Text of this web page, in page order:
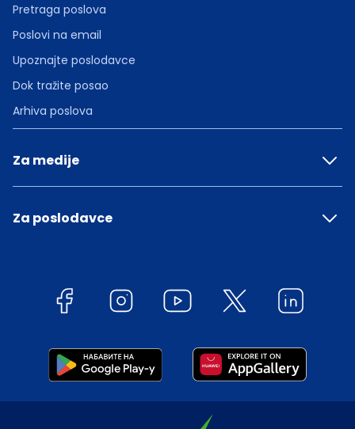
Pretraga poslova
Poslovi na email
Upoznajte poslodavce
Dok tražite posao
Arhiva poslova
Za medije
Za poslodavce